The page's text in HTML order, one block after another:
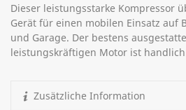
Dieser leistungsstarke Kompressor
Gerät für einen mobilen Einsatz auf
und Garage. Der bestens
leistungskräftigen Motor ist
Zusätzliche Information